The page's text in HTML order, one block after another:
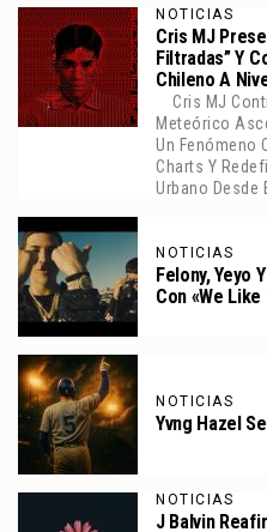
NOTICIAS
Cris MJ
Filtradas” Y
Chileno A
Cris MJ
Meteórico
Un Fenómeno
Charts Y
Urbano Desde
NOTICIAS
Felony, Yeyo
Con «We
NOTICIAS
Yvng Hazel
NOTICIAS
J Balvin